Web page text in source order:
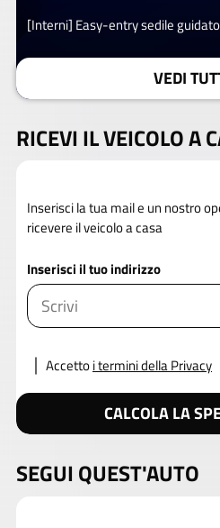
[Interni] Easy-entry sedile
VEDI
RICEVI IL VEICOLO A
Inserisci la tua mail e un nostro
ricevere il veicolo a casa
Inserisci il tuo indirizzo
Accettoi termini della Privacy
CALCOLA LA
SEGUI QUEST'AUTO